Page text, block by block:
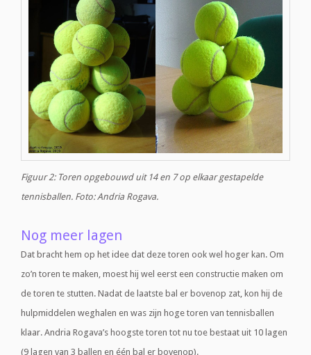
Figuur 2: Toren opgebouwd uit 14 en 7 op elkaar gestapelde
tennisballen. Foto: Andria Rogava.
Nog meer lagen
Dat bracht hem op het idee dat deze toren ook wel hoger kan. Om
zo’n toren te maken, moest hij wel eerst een constructie maken om
de toren te stutten. Nadat de laatste bal er bovenop zat, kon hij de
hulpmiddelen weghalen en was zijn hoge toren van tennisballen
klaar. Andria Rogava’s hoogste toren tot nu toe bestaat uit 10 lagen
(9 lagen van 3 ballen en één bal er bovenop).